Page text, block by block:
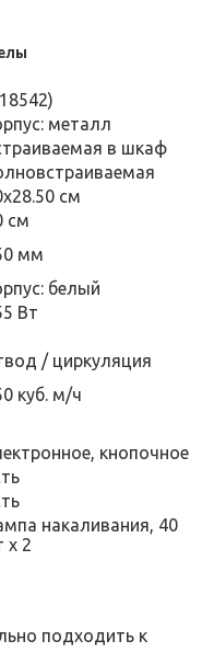
металл
в шкаф
см
см
мм
белый
Вт
/ циркуляция
куб. м/ч
кнопочное
накаливания, 40
х 2
подходить к